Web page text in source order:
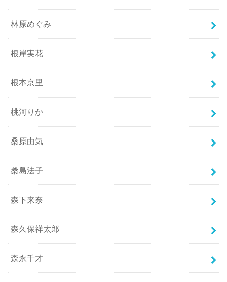
林原めぐみ
根岸実花
根本京里
桃河りか
桑原由気
桑島法子
森下来奈
森久保祥太郎
森永千才